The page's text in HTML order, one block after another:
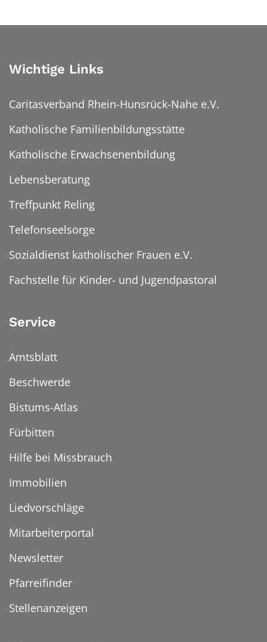
Wichtige Links
Caritasverband Rhein-Hunsrück-Nahe e.V.
Katholische Familienbildungsstätte
Katholische Erwachsenenbildung
Lebensberatung
Treffpunkt Reling
Telefonseelsorge
Sozialdienst katholischer Frauen e.V.
Fachstelle für Kinder- und Jugendpastoral
Service
Amtsblatt
Beschwerde
Bistums-Atlas
Fürbitten
Hilfe bei Missbrauch
Immobilien
Liedvorschläge
Mitarbeiterportal
Newsletter
Pfarreifinder
Stellenanzeigen